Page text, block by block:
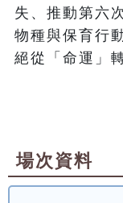
失、推動第六
物種與保育行
絕從「命運」
場次資料